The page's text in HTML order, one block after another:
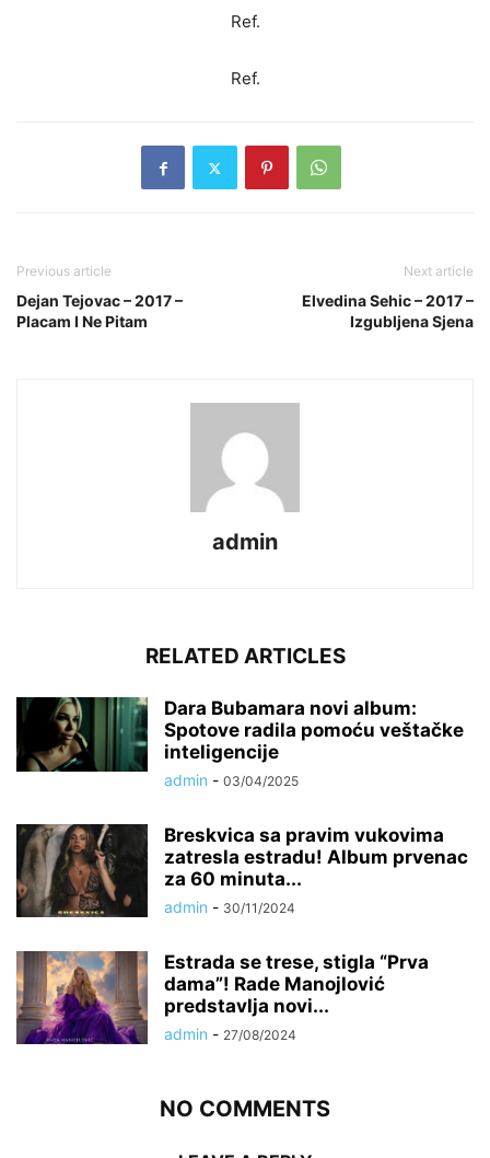
Ref.
Ref.
Previous article
Dejan Tejovac – 2017 –
Placam I Ne Pitam
Next article
Elvedina Sehic – 2017 –
Izgubljena Sjena
admin
RELATED ARTICLES
Dara Bubamara novi album:
Spotove radila pomoću veštačke
inteligencije
admin - 03/04/2025
Breskvica sa pravim vukovima
zatresla estradu! Album prvenac
za 60 minuta...
admin - 30/11/2024
Estrada se trese, stigla “Prva
dama”! Rade Manojlović
predstavlja novi...
admin - 27/08/2024
NO COMMENTS